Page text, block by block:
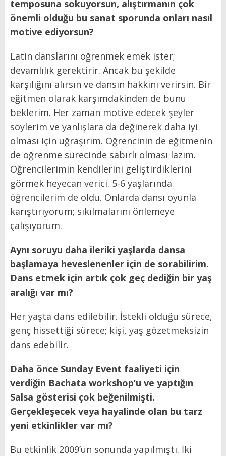
temposuna sokuyorsun, alıştırmanın çok
önemli olduğu bu sanat sporunda onları nasıl
motive ediyorsun?
Latin danslarını öğrenmek emek ister;
devamlılık gerektirir. Ancak bu şekilde
karşılığını alırsın ve dansın hakkını verirsin. Bir
eğitmen olarak karşımdakinden de bunu
beklerim. Her zaman motive edecek şeyler
söylerim ve yanlışlara da değinerek daha iyi
olması için uğraşırım. Öğrencinin de eğitmenin
de öğrenme sürecinde sabırlı olması lazım.
Öğrencilerimin kendilerini geliştirdiklerini
görmek heyecan verici. 5-6 yaşlarında
öğrencilerim de oldu. Onlarda dansı oyunla
karıştırıyorum; sıkılmalarını önlemeye
çalışıyorum.
Aynı soruyu daha ileriki yaşlarda dansa
başlamaya heveslenenler için de sorabilirim.
Dans etmek için artık çok geç dediğin bir yaş
aralığı var mı?
Her yaşta dans edilebilir. İstekli olduğu sürece,
genç hissettiği sürece; kişi, yaş gözetmeksizin
dans edebilir.
Daha önce Sunday Event faaliyeti için
verdiğin Bachata workshop’u ve yaptığın
Salsa gösterisi çok beğenilmişti.
Gerçekleşecek veya hayalinde olan bu tarz
yeni etkinlikler var mı?
Bu etkinlik 2009’un sonunda yapılmıştı. İki